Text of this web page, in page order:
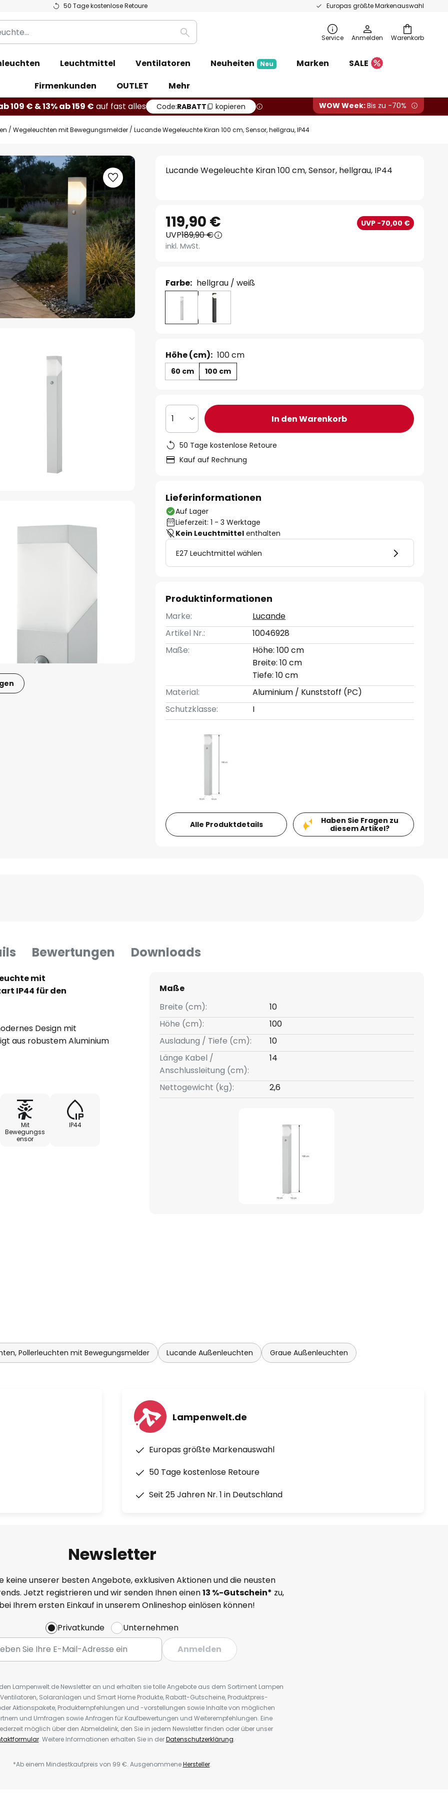
50 Tage kostenlose Retoure Europas größte Markenauswahl
Warenkorb
Suche Service Anmelden
Leuchtmittel Ventilatoren Neuheiten Neu Marken
SALE
Firmenkunden
OUTLET
Mehr
109 € & 13% ab 159 € auf fast alles Code:RABATT kopieren WOW Week:Bis zu -70%
Wegeleuchten mit Bewegungsmelder Lucande Wegeleuchte Kiran 100 cm, Sensor, hellgrau, IP44
Lucande Wegeleuchte Kiran 100 cm, Sensor, hellgrau, IP44
119,90 € UVP -70,00 €
UVP189,90 €
inkl. MwSt.
Farbe: hellgrau / weiß
Höhe (cm): 100 cm
60 cm 100 cm
1 In den Warenkorb
50 Tage kostenlose Retoure
Kauf auf Rechnung
Lieferinformationen
Auf Lager
Lieferzeit: 1 - 3 Werktage
Kein Leuchtmittel enthalten
E27 Leuchtmittel wählen
Produktinformationen
Marke:
Lucande
Artikel Nr.:
10046928
Maße:
Höhe: 100 cm
Breite: 10 cm
Tiefe: 10 cm
Material:
Aluminium / Kunststoff (PC)
Schutzklasse:
I
Alle Produktdetails
Haben Sie Fragen zu
diesem Artikel?
Bewertungen Downloads
mit
IP44 für den
Design mit
aus robustem Aluminium
ihre langlebige Qualität
für den Einsatz im
für eine automatische
rund um das Haus.
Mit
Bewegungss
ensor
IP44
Maße
Breite (cm):
10
Höhe (cm):
100
Ausladung / Tiefe (cm):
10
Länge Kabel /
Anschlussleitung (cm):
14
Nettogewicht (kg): 2,6
Pollerleuchten mit Bewegungsmelder Lucande Außenleuchten Graue Außenleuchten
Lampenwelt.de
Europas größte Markenauswahl
50 Tage kostenlose Retoure
Seit 25 Jahren Nr. 1 in Deutschland
Newsletter
keine unserer besten Angebote, exklusiven Aktionen und die neusten
Jetzt registrieren und wir senden Ihnen einen13 %-Gutschein* zu,
Ihrem ersten Einkauf in unserem Onlineshop einlösen können!
Privatkunde
Unternehmen
Anmelden
Lampenwelt.de Newsletter an und erhalten sie tolle Angebote aus dem Sortiment Lampen
Solaranlagen und Smart Home Produkte, Rabatt-Gutscheine, Produktpreis-
Aktionspakete, Produktempfehlungen und -vorstellungen sowie Inhalte von möglichen
und Umfragen sowie Anfragen für Kaufbewertungen und Weiterempfehlungen. Eine
möglich über den Abmeldelink, den Sie in jedem Newsletter finden oder über unser
. Weitere Informationen erhalten Sie in derDatenschutzerklärung.
*Ab einem Mindestkaufpreis von 99 €. AusgenommeneHersteller.